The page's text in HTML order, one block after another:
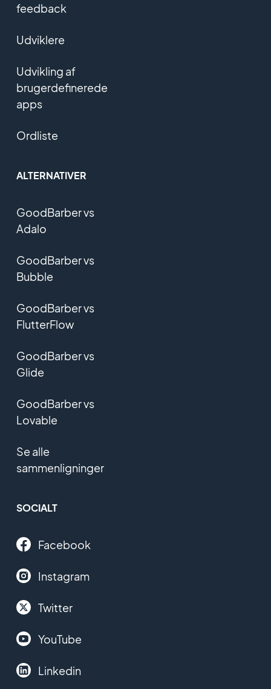
feedback
Udviklere
Udvikling af
brugerdefinerede
apps
Ordliste
ALTERNATIVER
GoodBarber vs
Adalo
GoodBarber vs
Bubble
GoodBarber vs
FlutterFlow
GoodBarber vs
Glide
GoodBarber vs
Lovable
Se alle
sammenligninger
SOCIALT
Facebook
Instagram
Twitter
YouTube
Linkedin